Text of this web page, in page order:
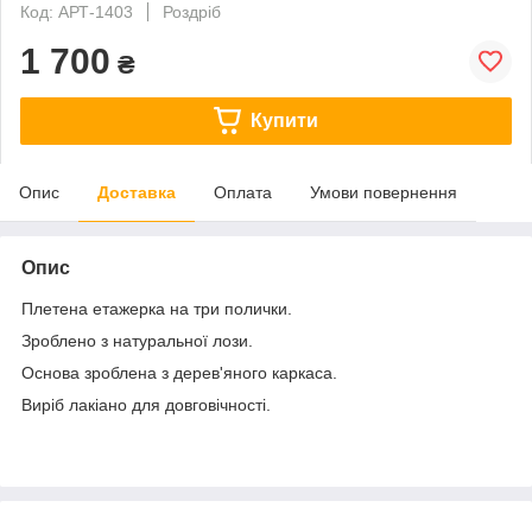
Код: АРТ-1403
Роздріб
1 700 ₴
Купити
Опис Доставка Оплата Умови повернення
Опис
Плетена етажерка на три полички.
Зроблено з натуральної лози.
Основа зроблена з дерев'яного каркаса.
Виріб лакіано для довговічності.